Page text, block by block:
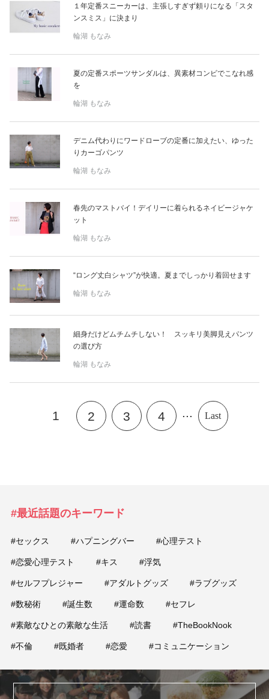
１年定番スニーカーは、主張しすぎず頼りになる「スタ
ンスミス」に決まり
輪湖 もなみ
夏の定番スポーツサンダルは、異素材コンビでこなれ感
を
輪湖 もなみ
デニム代わりにワードローブの定番に加えたい、ゆった
りカーゴパンツ
輪湖 もなみ
春先のマストバイ！デイリーに着られるネイビージャケ
ット
輪湖 もなみ
“ロング丈白シャツ”が快適。夏までしっかり着回せます
輪湖 もなみ
細身だけどムチムチしない！ スッキリ美脚見えパンツ
の選び方
輪湖 もなみ
1 2 3 4 ... Last
#最近話題のキーワード
#セックス #ハプニングバー #心理テスト
#恋愛心理テスト #キス #浮気
#セルフプレジャー #アダルトグッズ #ラブグッズ
#数秘術 #誕生数 #運命数 #セフレ
#素敵なひとの素敵な生活 #読書 #TheBookNook
#不倫 #既婚者 #恋愛 #コミュニケーション